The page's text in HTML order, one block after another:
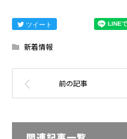
ツイート
新着情報